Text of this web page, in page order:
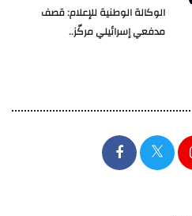
الوكالة الوطنية للإعلام: قصف
مدفعي إسرائيلي مركّز..